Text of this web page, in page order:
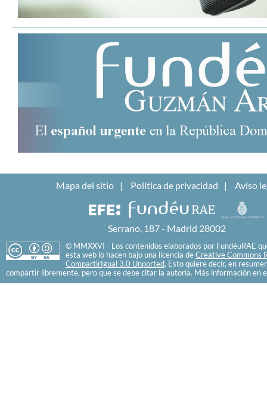
Mapa del sitio Política de privacidad Aviso
Serrano, 187 - Madrid 28002
© MMXXVI - Los contenidos elaborados por FundéuRAE
esta web lo hacen bajo una licencia de Creative Commons
CompartirIgual 3.0 Unported. Esto quiere decir, en
compartir libremente, pero que se debe citar la autoría. Más información en